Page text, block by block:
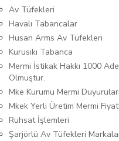
Av Tüfekleri
Havalı Tabancalar
Husan Arms Av Tüfekleri
Kurusıkı Tabanca
Mermi İstikak Hakkı 1000
Olmuştur.
Mke Kurumu Mermi
Mkek Yerli Üretim Mermi
Ruhsat İşlemleri
Şarjörlü Av Tüfekleri